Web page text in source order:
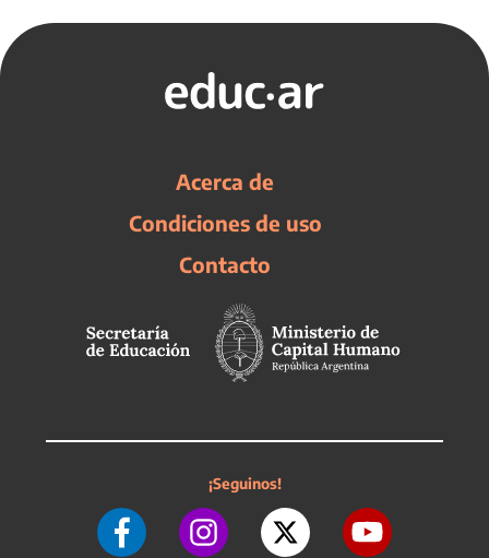
Acerca de
Condiciones de uso
Contacto
¡Seguinos!